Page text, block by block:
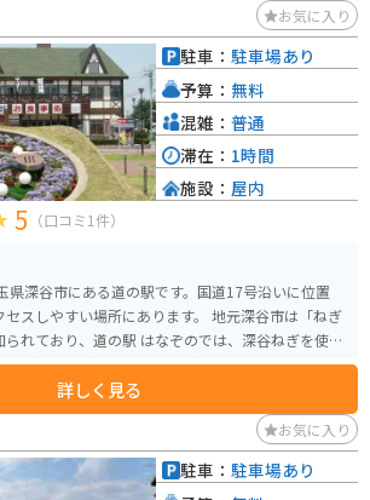
お気に入り
5 （口コミ1件）
県深谷市にある道の駅です。国道17号沿いに位置
い場所にあります。 地元深谷市は「ねぎ
れており、道の駅 はなぞのでは、深谷ねぎを使っ
芸品などを楽しむことができます。 特産品販売
はもちろん、地元産の野菜や果物が豊富に販売され
ストランでは、深谷ねぎを使用したメニューが人
んに使った「深谷ねぎラーメン」は、道の駅 はな
イクツーリングで訪れる場合、
ので注意が必要です。道の駅 はなぞのは駐車場も広
詳しく見る
駐車： 駐車場あり
予算： 無料
混雑： 普通
滞在： 1時間
施設： 屋内
お気に入り
駐車： 駐車場あり